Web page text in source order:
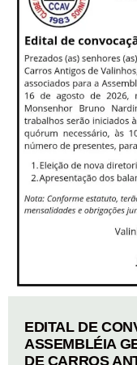
EDITAL DE
ASSEMBLÉIA
DE CARROS